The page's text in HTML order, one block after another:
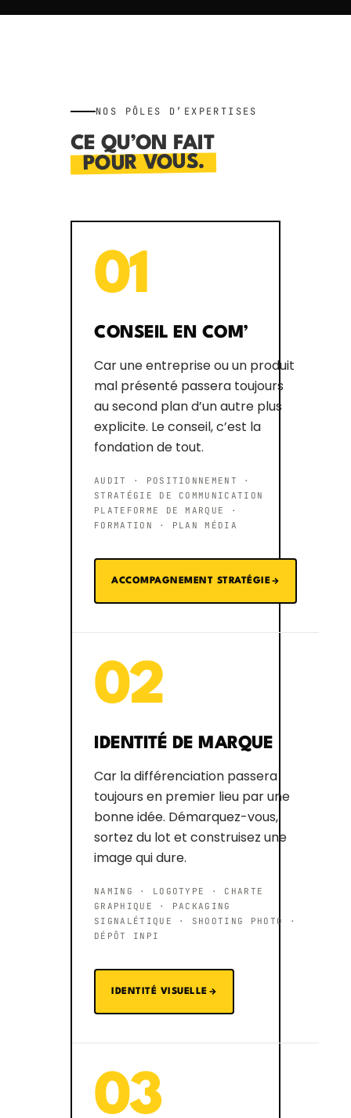
NOS PÔLES D’EXPERTISES
CE QU’ON FAIT
POUR VOUS.
01
CONSEIL EN COM’
Car une entreprise ou un produit
mal présenté passera toujours
au second plan d’un autre plus
explicite. Le conseil, c’est la
fondation de tout.
AUDIT · POSITIONNEMENT ·
STRATÉGIE DE COMMUNICATION
PLATEFORME DE MARQUE ·
FORMATION · PLAN MÉDIA
ACCOMPAGNEMENT STRATÉGIE
02
IDENTITÉ DE MARQUE
Car la différenciation passera
toujours en premier lieu par une
bonne idée. Démarquez-vous,
sortez du lot et construisez une
image qui dure.
NAMING · LOGOTYPE · CHARTE
GRAPHIQUE · PACKAGING
SIGNALÉTIQUE · SHOOTING PHOTO ·
DÉPÔT INPI
IDENTITÉ VISUELLE
03